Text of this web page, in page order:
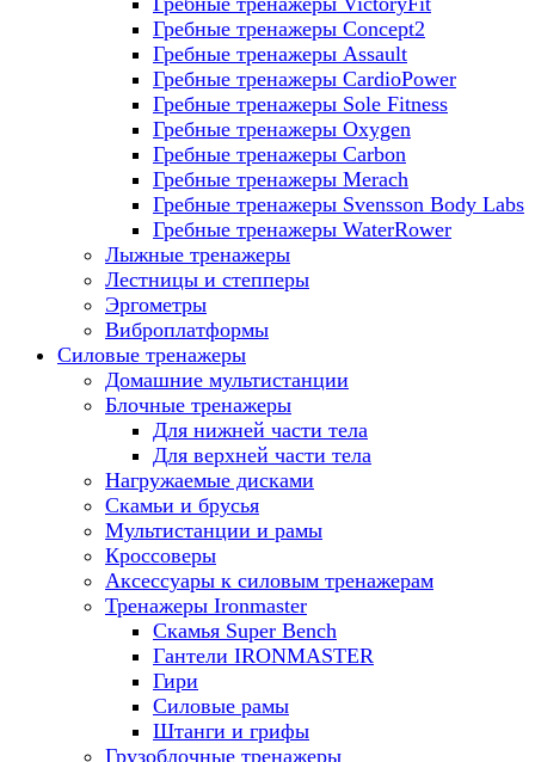
Гребные тренажеры Concept2
Гребные тренажеры Assault
Гребные тренажеры CardioPower
Гребные тренажеры Sole Fitness
Гребные тренажеры Oxygen
Гребные тренажеры Carbon
Гребные тренажеры Merach
Гребные тренажеры Svensson Body Labs
Гребные тренажеры WaterRower
Лыжные тренажеры
Лестницы и степперы
Эргометры
Виброплатформы
Силовые тренажеры
Домашние мультистанции
Блочные тренажеры
Для нижней части тела
Для верхней части тела
Нагружаемые дисками
Скамьи и брусья
Мультистанции и рамы
Кроссоверы
Аксессуары к силовым тренажерам
Тренажеры Ironmaster
Скамья Super Bench
Гантели IRONMASTER
Гири
Силовые рамы
Штанги и грифы
Грузоблочные тренажеры